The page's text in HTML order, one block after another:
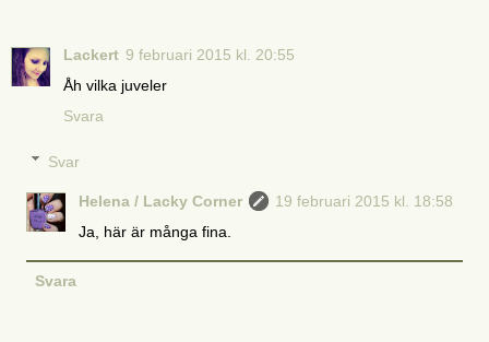
Lackert 9 februari 2015 kl. 20:55
Åh vilka juveler
Svara
Svar
Helena / Lacky Corner
19 februari 2015 kl. 18:58
Ja, här är många fina.
Svara